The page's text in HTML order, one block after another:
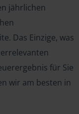
jährlichen
Das Einzige, was
für Sie
wir am besten in